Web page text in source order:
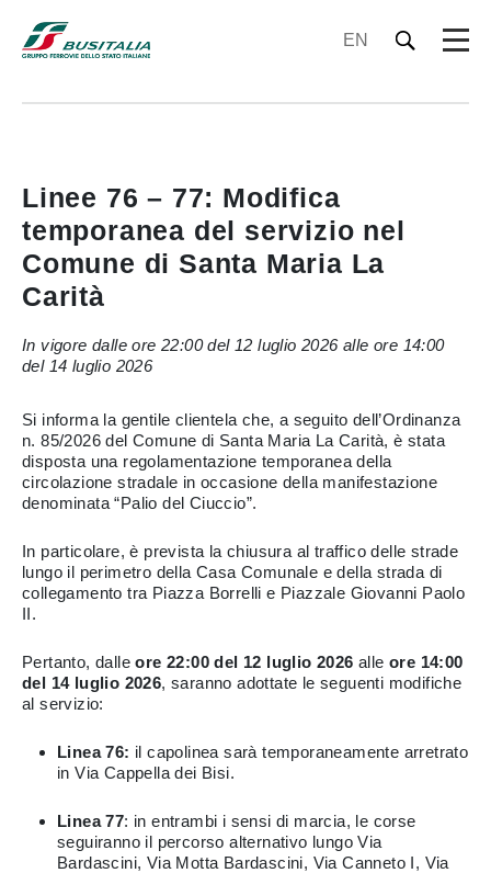
EN
Linee 76 – 77: Modifica
temporanea del servizio nel
Comune di Santa Maria La
Carità
In vigore dalle ore 22:00 del 12 luglio 2026 alle ore 14:00
del 14 luglio 2026
Si informa la gentile clientela che, a seguito dell’Ordinanza
n. 85/2026 del Comune di Santa Maria La Carità, è stata
disposta una regolamentazione temporanea della
circolazione stradale in occasione della manifestazione
denominata “Palio del Ciuccio”.
In particolare, è prevista la chiusura al traffico delle strade
lungo il perimetro della Casa Comunale e della strada di
collegamento tra Piazza Borrelli e Piazzale Giovanni Paolo
II.
Pertanto, dalleore 22:00 del 12 luglio 2026 alleore 14:00
del 14 luglio 2026, saranno adottate le seguenti modifiche
al servizio:
Linea 76: il capolinea sarà temporaneamente arretrato
in Via Cappella dei Bisi.
Linea 77: in entrambi i sensi di marcia, le corse
seguiranno il percorso alternativo lungo Via
Bardascini, Via Motta Bardascini, Via Canneto I, Via